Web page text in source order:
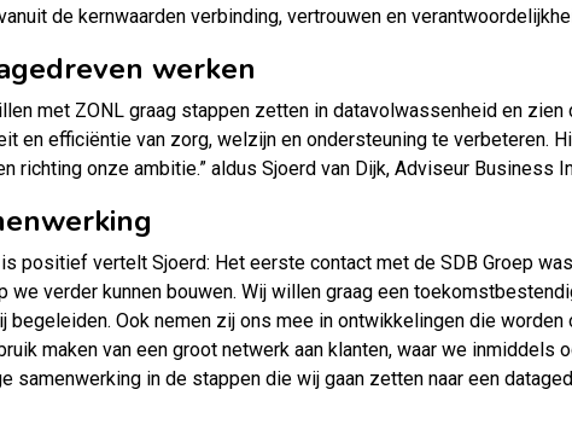
de kernwaarden verbinding, vertrouwen en
werken
met ZONL graag stappen zetten in datavolwassenheid en
en efficiëntie van zorg, welzijn en ondersteuning te verbeteren.
richting onze ambitie.” aldus Sjoerd van Dijk, Adviseur Business
positief vertelt Sjoerd: Het eerste contact met de SDB Groep
we verder kunnen bouwen. Wij willen graag een
begeleiden. Ook nemen zij ons mee in ontwikkelingen die
maken van een groot netwerk aan klanten, waar we inmiddels
samenwerking in de stappen die wij gaan zetten naar een